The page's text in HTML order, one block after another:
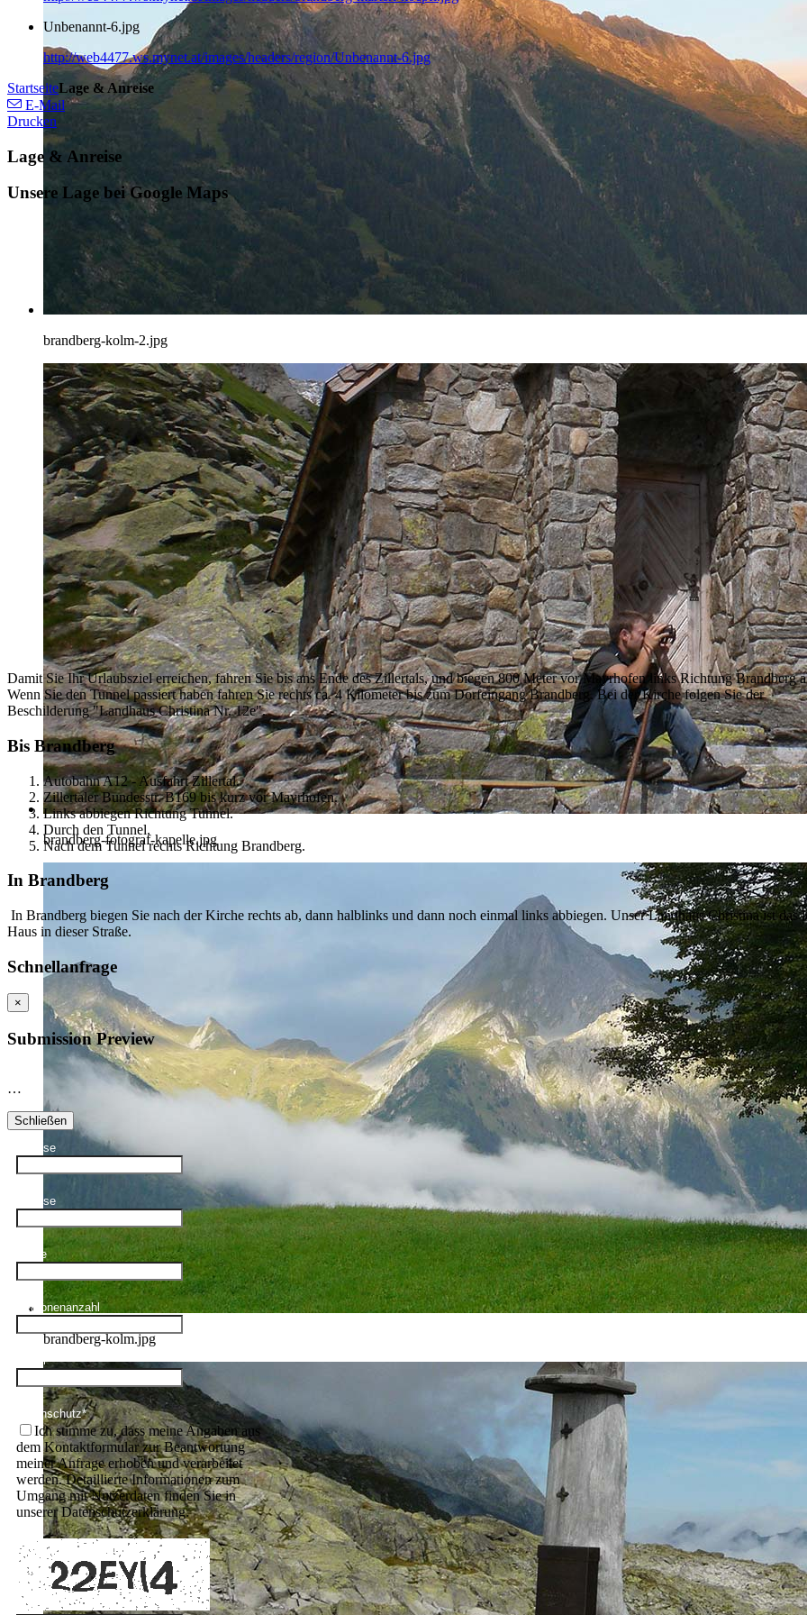
brandberg-kolm-2.jpg
brandberg-fotograf-kapelle.jpg
brandberg-kolm.jpg
Unbenannt-6.jpg
http://web4477.ws.mynet.at/images/headers/region/Unbenannt-6.jpg
StartseiteLage & Anreise
E-Mail
Drucken
Lage & Anreise
Unsere Lage bei Google Maps
Damit Sie Ihr Urlaubsziel erreichen, fahren Sie bis ans Ende des Zillertals, und biegen 800 Meter vor Mayrhofen links Richtung Brandberg
Wenn Sie den Tunnel passiert haben fahren Sie rechts ca. 4 Kilometer bis zum Dorfeingang Brandberg. Bei der Kirche folgen Sie der
Beschilderung "Landhaus Christina Nr. 12e".
Bis Brandberg
Autobahn A12 - Ausfahrt Zillertal.
Zillertaler Bundesstr. B169 bis kurz vor Mayrhofen.
Links abbiegen Richtung Tunnel.
Durch den Tunnel.
Nach dem Tunnel rechts Richtung Brandberg.
In Brandberg
In Brandberg biegen Sie nach der Kirche rechts ab, dann halblinks und dann noch einmal links abbiegen. Unser Landhaus Christina ist das
Haus in dieser Straße.
Schnellanfrage
×
Submission Preview
…
Schließen
Anreise
Abreise
Name
Personenanzahl
Email
Datenschutz*
Ich stimme zu, dass meine Angaben aus
dem Kontaktformular zur Beantwortung
meiner Anfrage erhoben und verarbeitet
werden. Detaillierte Informationen zum
Umgang mit Nutzerdaten finden Sie in
unserer Datenschutzerklärung.